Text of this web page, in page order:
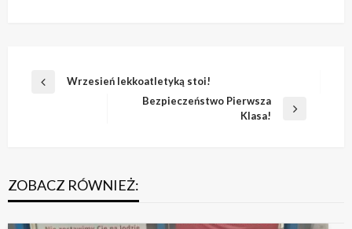
Nawigacja
PoprzedniWrzesień lekkoatletyką stoi!
Bezpieczeństwo Pierwsza
Klasa!
ZOBACZ RÓWNIEŻ: